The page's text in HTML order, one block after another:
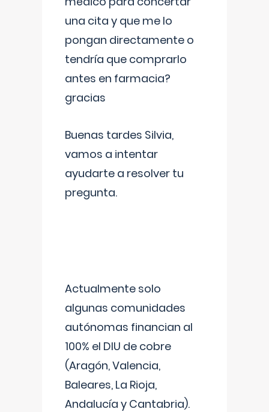
una cita y que me lo
pongan directamente o
tendría que comprarlo
antes en farmacia?
gracias
Buenas tardes Silvia,
vamos a intentar
ayudarte a resolver tu
pregunta.
Actualmente solo
algunas comunidades
autónomas financian al
100% el DIU de cobre
(Aragón, Valencia,
Baleares, La Rioja,
Andalucía y Cantabria).